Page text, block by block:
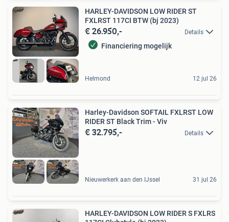
HARLEY-DAVIDSON LOW RIDER ST
FXLRST 117CI BTW (bj 2023)
€ 26.950,- Details
Financiering mogelijk
Helmond 12 jul 26
Harley-Davidson SOFTAIL FXLRST LOW
RIDER ST Black Trim - Viv
€ 32.795,- Details
Nieuwerkerk aan den IJssel 31 jul 26
HARLEY-DAVIDSON LOW RIDER S FXLRS